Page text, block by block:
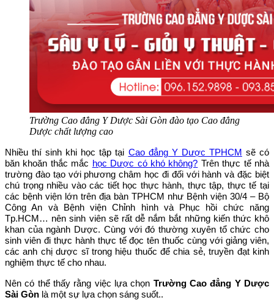
Trường Cao đẳng Y Dược Sài Gòn đào tạo Cao đẳng
Dược chất lượng cao
Nhiều thí sinh khi học tập tại Cao đẳng Y Dược TPHCM sẽ có
băn khoăn thắc mắc học Dược có khó không? Trên thực tế nhà
trường đào tạo với phương châm học đi đối với hành và đặc biệt
chú trọng nhiều vào các tiết học thực hành, thực tập, thực tế tại
các bệnh viện lớn trên địa bàn TPHCM như Bệnh viện 30/4 – Bộ
Công An và Bệnh viện Chỉnh hình và Phục hồi chức năng
Tp.HCM… nên sinh viên sẽ rất dễ nắm bắt những kiến thức khô
khan của ngành Dược. Cùng với đó thường xuyên tổ chức cho
sinh viên đi thực hành thực tế đọc tên thuốc cùng với giảng viên,
các anh chị dược sĩ trong hiệu thuốc để chia sẻ, truyền đạt kinh
nghiệm thực tế cho nhau.
Nên có thể thấy rằng việc lựa chọn Trường Cao đẳng Y Dược
Sài Gòn là một sự lựa chọn sáng suốt..